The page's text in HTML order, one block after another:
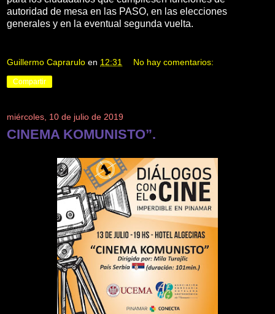
autoridad de mesa en las PASO, en las elecciones
generales y en la eventual segunda vuelta.
Guillermo Caprarulo en 12:31 No hay comentarios:
Compartir
miércoles, 10 de julio de 2019
CINEMA KOMUNISTO”.